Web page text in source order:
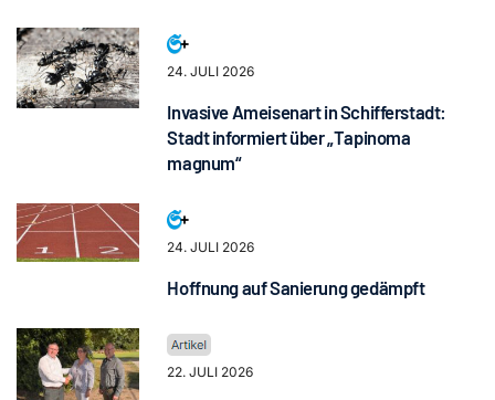
24. JULI 2026
Invasive Ameisenart in Schifferstadt:
Stadt informiert über „Tapinoma
magnum“
24. JULI 2026
Hoffnung auf Sanierung gedämpft
22. JULI 2026